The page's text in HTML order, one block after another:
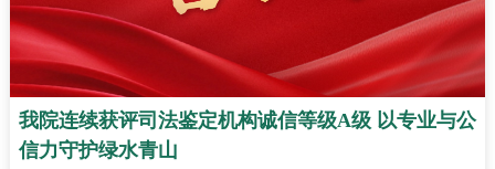
我院连续获评司法鉴定机构诚信等级A级 以专业与公
信力守护绿水青山